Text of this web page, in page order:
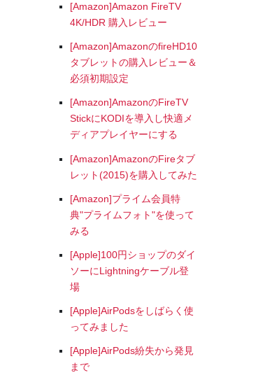
[Amazon]Amazon FireTV
4K/HDR 購入レビュー
[Amazon]AmazonのfireHD10
タブレットの購入レビュー＆
必須初期設定
[Amazon]AmazonのFireTV
StickにKODIを導入し快適メ
ディアプレイヤーにする
[Amazon]AmazonのFireタブ
レット(2015)を購入してみた
[Amazon]プライム会員特
典"プライムフォト"を使って
みる
[Apple]100円ショップのダイ
ソーにLightningケーブル登
場
[Apple]AirPodsをしばらく使
ってみました
[Apple]AirPods紛失から発見
まで